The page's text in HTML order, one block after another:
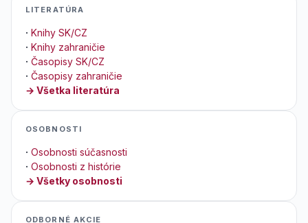
LITERATÚRA
· Knihy SK/CZ
· Knihy zahraničie
· Časopisy SK/CZ
· Časopisy zahraničie
→ Všetka literatúra
OSOBNOSTI
· Osobnosti súčasnosti
· Osobnosti z histórie
→ Všetky osobnosti
ODBORNÉ AKCIE